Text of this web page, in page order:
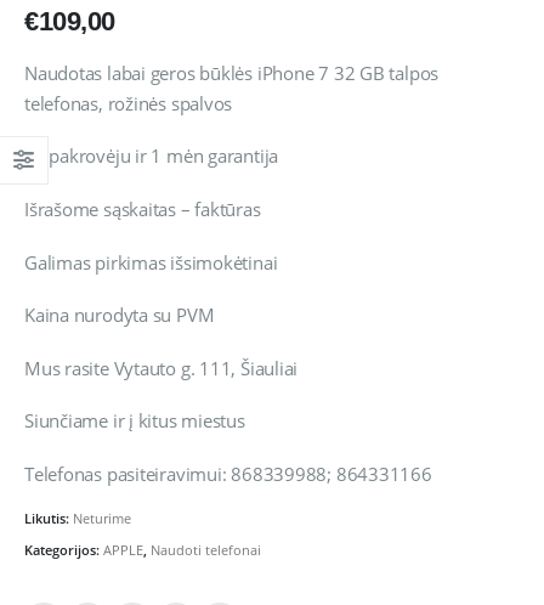
€109,00
Naudotas labai geros būklės iPhone 7 32 GB talpos
telefonas, rožinės spalvos
Su pakrovėju ir 1 mėn garantija
Išrašome sąskaitas – faktūras
Galimas pirkimas išsimokėtinai
Kaina nurodyta su PVM
Mus rasite Vytauto g. 111, Šiauliai
Siunčiame ir į kitus miestus
Telefonas pasiteiravimui: 868339988; 864331166
Likutis: Neturime
Kategorijos: APPLE, Naudoti telefonai